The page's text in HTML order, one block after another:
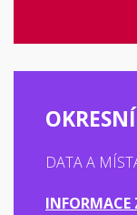
DATA A
INFORMACE